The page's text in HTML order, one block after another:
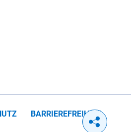
BARRIEREFREIHEIT